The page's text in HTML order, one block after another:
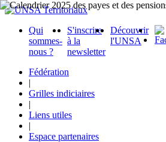
Qui
sommes-
nous ?
S'inscrire
à la
newsletter
Découvrir
l'UNSA
Fédération
|
Grilles indiciaires
|
Liens utiles
|
Espace partenaires